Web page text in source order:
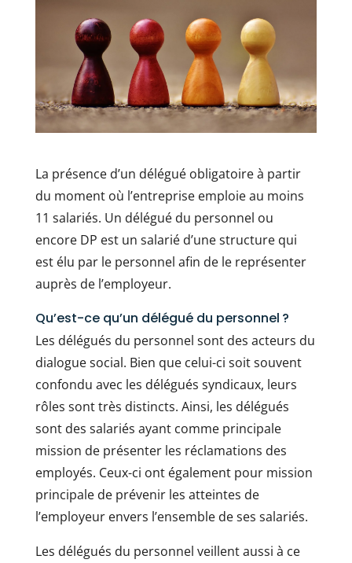
La présence d’un délégué obligatoire à partir
du moment où l’entreprise emploie au moins
11 salariés. Un délégué du personnel ou
encore DP est un salarié d’une structure qui
est élu par le personnel afin de le représenter
auprès de l’employeur.
Qu’est-ce qu’un délégué du personnel ?
Les délégués du personnel sont des acteurs du
dialogue social. Bien que celui-ci soit souvent
confondu avec les délégués syndicaux, leurs
rôles sont très distincts. Ainsi, les délégués
sont des salariés ayant comme principale
mission de présenter les réclamations des
employés. Ceux-ci ont également pour mission
principale de prévenir les atteintes de
l’employeur envers l’ensemble de ses salariés.
Les délégués du personnel veillent aussi à ce